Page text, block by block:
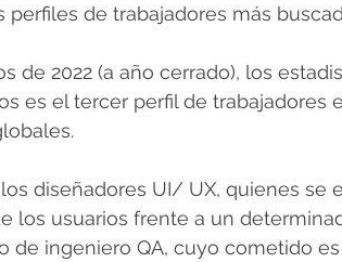
perfiles de trabajadores más
de 2022 (a año cerrado), los
es el tercer perfil de trabajadores
diseñadores UI/ UX, quienes se
los usuarios frente a un
de ingeniero QA, cuyo cometido